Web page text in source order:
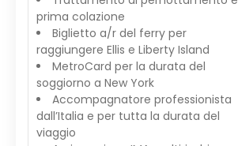
prima colazione
Biglietto a/r del ferry per
raggiungere Ellis e Liberty Island
MetroCard per la durata del
soggiorno a New York
Accompagnatore professionista
dall’Italia e per tutta la durata del
viaggio